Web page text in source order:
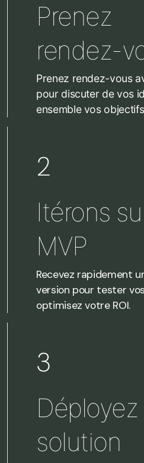
Prenez
rendez-
Prenez rendez-vous
pour discuter de vos
ensemble vos
2
Itérons
MVP
Recevez rapidement
version pour tester
optimisez votre ROI.
3
solution